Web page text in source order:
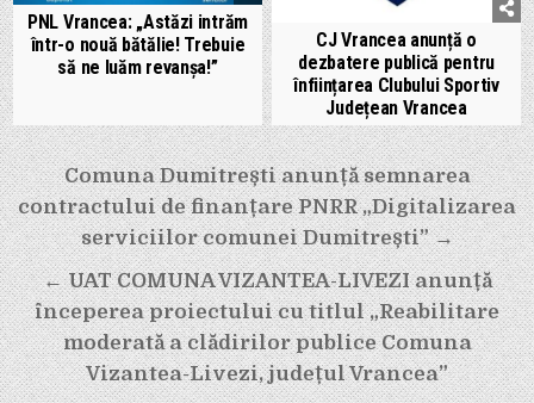
PNL Vrancea: „Astăzi intrăm
într-o nouă bătălie! Trebuie
să ne luăm revanșa!”
CJ Vrancea anunță o
dezbatere publică pentru
înființarea Clubului Sportiv
Județean Vrancea
Navigare
în
articole
Comuna Dumitrești anunță semnarea
contractului de finanțare PNRR „Digitalizarea
serviciilor comunei Dumitrești” →
← UAT COMUNA VIZANTEA-LIVEZI anunță
începerea proiectului cu titlul „Reabilitare
moderată a clădirilor publice Comuna
Vizantea-Livezi, județul Vrancea”